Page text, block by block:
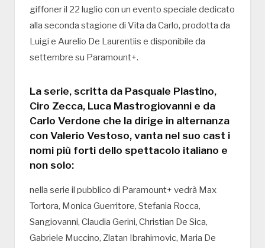
giffoner il 22 luglio con un evento speciale dedicato
alla seconda stagione di Vita da Carlo, prodotta da
Luigi e Aurelio De Laurentiis e disponibile da
settembre su Paramount+.
La serie, scritta da Pasquale Plastino,
Ciro Zecca, Luca Mastrogiovanni e da
Carlo Verdone che la dirige in alternanza
con Valerio Vestoso, vanta nel suo cast i
nomi più forti dello spettacolo italiano e
non solo:
nella serie il pubblico di Paramount+ vedrà Max
Tortora, Monica Guerritore, Stefania Rocca,
Sangiovanni, Claudia Gerini, Christian De Sica,
Gabriele Muccino, Zlatan Ibrahimovic, Maria De